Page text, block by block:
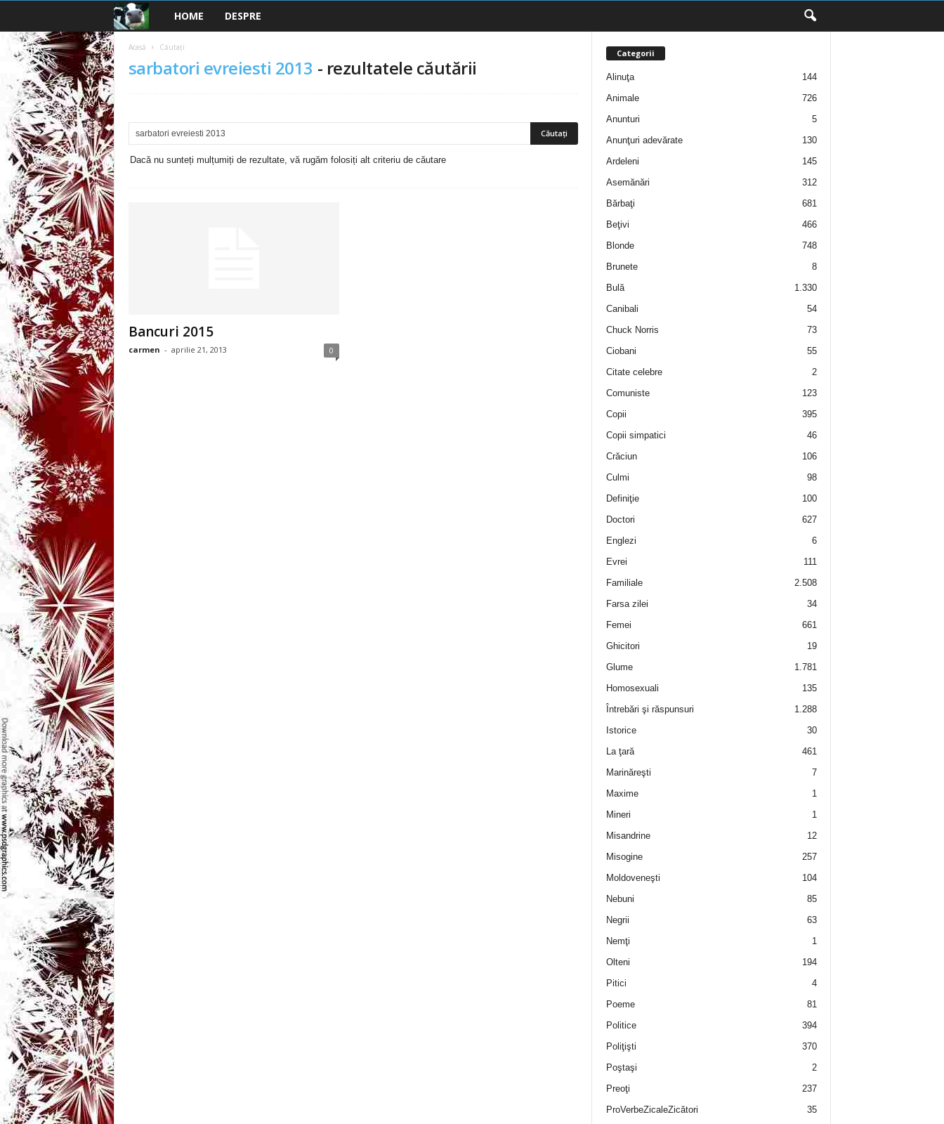
a
n
u
HOME DESPRE
Acasă Căutați
sarbatori evreiesti 2013 - rezultatele căutării
Dacă nu sunteți mulțumiți de rezultate, vă rugăm folosiți alt criteriu de căutare
Bancuri 2015
carmen - aprilie 21, 2013 0
Categorii
Alinuţa
144
Animale
726
Anunturi
5
Anunţuri adevărate
130
Ardeleni
145
Asemănări
312
Bărbaţi
681
Beţivi
466
Blonde
748
Brunete
8
Bulă
1.330
Canibali
54
Chuck Norris
73
Ciobani
55
Citate celebre
2
Comuniste
123
Copii
395
Copii simpatici
46
Crăciun
106
Culmi
98
Definiţie
100
Doctori
627
Englezi
6
Evrei
111
Familiale
2.508
Farsa zilei
34
Femei
661
Ghicitori
19
Glume
1.781
Homosexuali
135
Întrebări şi răspunsuri
1.288
Istorice
30
La ţară
461
Marinăreşti
7
Maxime
1
Mineri
1
Misandrine
12
Misogine
257
Moldoveneşti
104
Nebuni
85
Negrii
63
Nemţi
1
Olteni
194
Pitici
4
Poeme
81
Politice
394
Poliţişti
370
Poştaşi
2
Preoţi
237
ProVerbeZicaleZicători
35